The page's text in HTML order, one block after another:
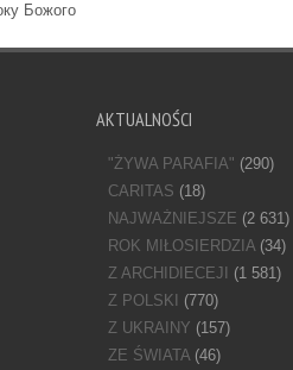
Божого
AKTUALNOŚCI
"ŻYWA PARAFIA" (290)
CARITAS (18)
NAJWAŻNIEJSZE (2 631)
ROK MIŁOSIERDZIA(34)
Z ARCHIDIECEJI
(1 581)
Z POLSKI
(770)
Z UKRAINY (157)
ZE ŚWIATA(46)